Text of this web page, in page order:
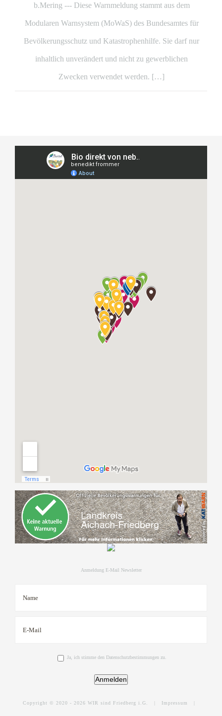
b.Mering --- Diese Warnmeldung stammt aus dem
Modularen Warnsystem (MoWaS) des Bundesamtes für
Bevölkerungsschutz und Katastrophenhilfe. Sie darf nur
inhaltlich unverändert und nicht zu gewerblichen
Zwecken verwendet werden. […]
Anmeldung E-Mail Newsletter
Ja, ich stimme den Datenschutzbestimmungen zu.
Anmelden
Copyright © 2020 - 2026 WIR sind Friedberg i.G. | Impressum